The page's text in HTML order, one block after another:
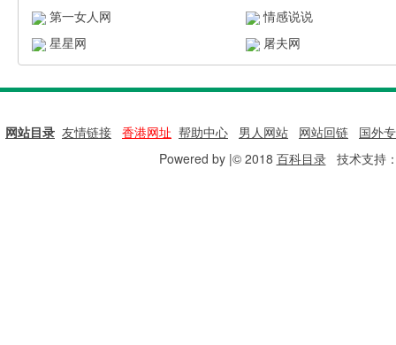
第一女人网
情感说说
星星网
屠夫网
网站目录 友情链接 香港网址 帮助中心 男人网站 网站回链
国外
Powered by |© 2018 百科目录技术支持